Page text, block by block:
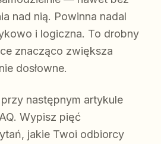
nad nią. Powinna nadal
i logiczna. To drobny
znacząco zwiększa
dosłowne.
następnym artykule
Wypisz pięć
jakie Twoi odbiorcy